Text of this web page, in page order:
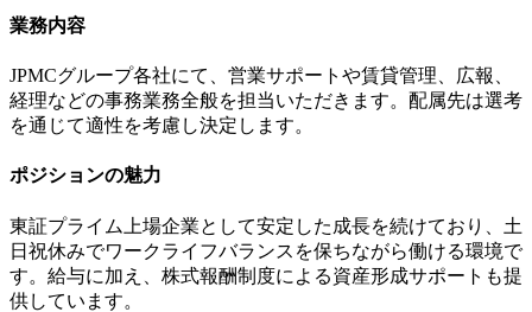
業務内容
JPMCグループ各社にて、営業サポートや賃貸管理、広報、
経理などの事務業務全般を担当いただきます。配属先は選考
を通じて適性を考慮し決定します。
ポジションの魅力
東証プライム上場企業として安定した成長を続けており、土
日祝休みでワークライフバランスを保ちながら働ける環境で
す。給与に加え、株式報酬制度による資産形成サポートも提
供しています。